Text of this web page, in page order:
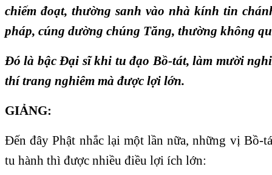
chiếm đoạt, thường sanh vào nhà kính tin
pháp, cúng dường chúng Tăng, thường không
Đó là bậc Đại sĩ khi tu đạo Bồ-tát, làm mười
thí trang nghiêm mà được lợi lớn.
GIẢNG:
Đến đây Phật nhắc lại một lần nữa, những vị Bồ-
tu hành thì được nhiều điều lợi ích lớn: